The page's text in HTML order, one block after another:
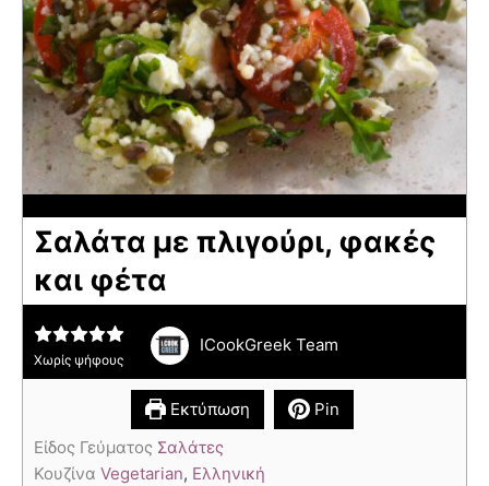
Σαλάτα με πλιγούρι, φακές
και φέτα
Χωρίς ψήφους
ICookGreek Team
Εκτύπωση
Pin
Είδος Γεύματος Σαλάτες
Κουζίνα Vegetarian, Ελληνική